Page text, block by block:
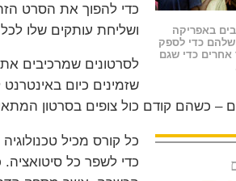
באפריקה
כדי לספק
אחרים כדי שגם
כדי להפוך את הסרט הזה
ושליחת עותקים שלו
שזמינים כיום
– כשהם קודם כול צופים בסרטון
כל קורס מכיל
כדי לשפר כל סיטואציה.